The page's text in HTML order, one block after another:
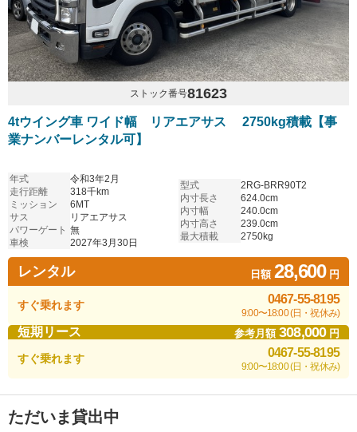
ストック番号81623
4tウイング車 ワイド幅 リアエアサス 2750kg積載【事
業ナンバーレンタル可】
年式
令和3年2月
走行距離
318千km
ミッション
6MT
サス
リアエアサス
パワーゲート 無
車検
2027年3月30日
型式
2RG-BRR90T2
内寸長さ
624.0cm
内寸幅
240.0cm
内寸高さ
239.0cm
最大積載
2750kg
レンタル 日額28,600円
すぐ乗れます 0467-55-8195
9:00〜18:00 (日・祝休み)
短期リース 参考月額308,000円
すぐ乗れます 0467-55-8195
9:00〜18:00 (日・祝休み)
ただいま貸出中